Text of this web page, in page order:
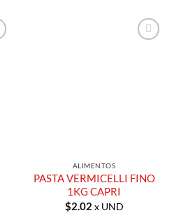
ALIMENTOS
PASTA VERMICELLI FINO
1KG CAPRI
$2.02 x UND